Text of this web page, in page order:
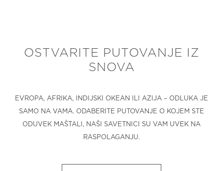
OSTVARITE PUTOVANJE IZ
SNOVA
EVROPA, AFRIKA, INDIJSKI OKEAN ILI AZIJA – ODLUKA JE
SAMO NA VAMA. ODABERITE PUTOVANJE O KOJEM STE
ODUVEK MAŠTALI, NAŠI SAVETNICI SU VAM UVEK NA
RASPOLAGANJU.